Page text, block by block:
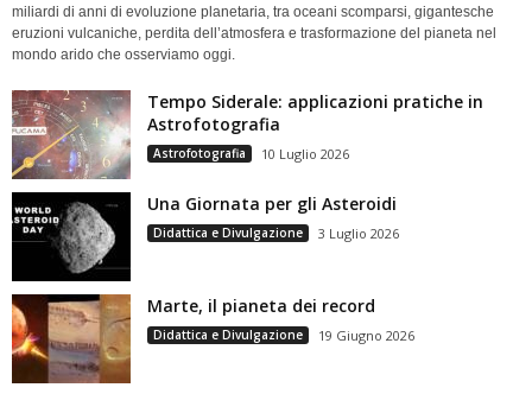
miliardi di anni di evoluzione planetaria, tra oceani scomparsi, gigantesche
eruzioni vulcaniche, perdita dell’atmosfera e trasformazione del pianeta nel
mondo arido che osserviamo oggi.
Tempo Siderale: applicazioni pratiche in
Astrofotografia
Astrofotografia 10 Luglio 2026
Una Giornata per gli Asteroidi
Didattica e Divulgazione 3 Luglio 2026
Marte, il pianeta dei record
Didattica e Divulgazione 19 Giugno 2026